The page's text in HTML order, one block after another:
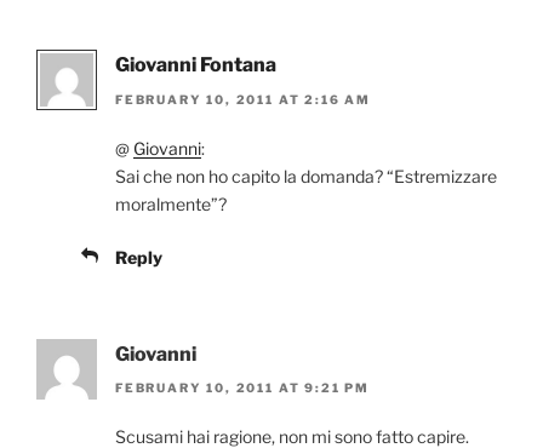
Giovanni Fontana
FEBRUARY 10, 2011 AT 2:16 AM
@ Giovanni:
Sai che non ho capito la domanda? “Estremizzare
moralmente”?
Reply
Giovanni
FEBRUARY 10, 2011 AT 9:21 PM
Scusami hai ragione, non mi sono fatto capire.